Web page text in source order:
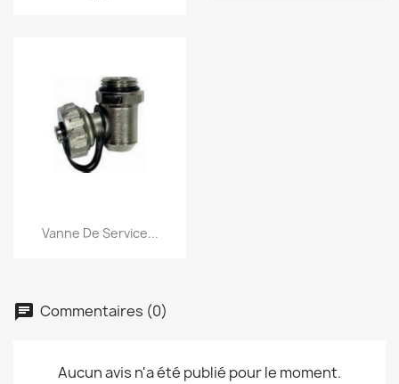
Aperçu rapide
Vanne De Service...
Commentaires (0)
Aucun avis n'a été publié pour le moment.